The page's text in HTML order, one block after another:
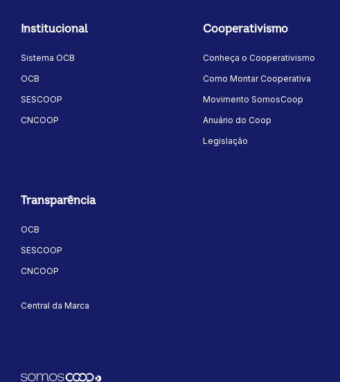
Institucional
Sistema OCB
OCB
SESCOOP
CNCOOP
Cooperativismo
Conheça o Cooperativismo
Como Montar Cooperativa
Movimento SomosCoop
Anuário do Coop
Legislação
Transparência
OCB
SESCOOP
CNCOOP
Central da Marca